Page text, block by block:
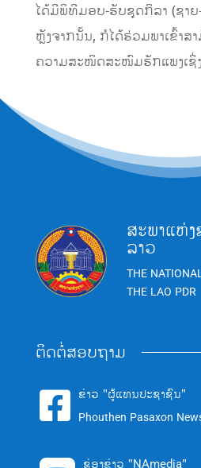
ໄດ້ມີພິທີມອບ-ຮັບຊຸດກິລາ (ຊາຍ
ຫຼັງຈາກນັ້ນ, ກໍໄດ້ຮ່ວມພາເຂົ້າສ
ຄວາມສະໜິດສະໜົມຮັກແພງເ
ສະພາແຫ່
ລາວ
THE
THE LAO PDR
ຕິດຕໍ່ສອບຖາມ
 ຂ່າວ "ຜູ້ແທນປະຊາຊົນ"
Phouthen Pasaxon
ຊ່ອງຂ່າວ "NAmedia"